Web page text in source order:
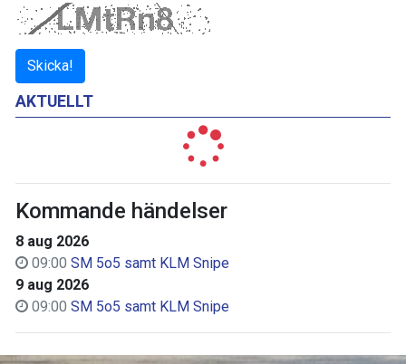
Skicka!
AKTUELLT
Kommande händelser
8 aug 2026
09:00 SM 5o5 samt KLM Snipe
9 aug 2026
09:00 SM 5o5 samt KLM Snipe